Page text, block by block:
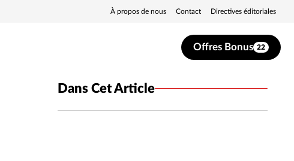
À propos de nous Contact Directives éditoriales
Offres Bonus 22
Dans Cet Article